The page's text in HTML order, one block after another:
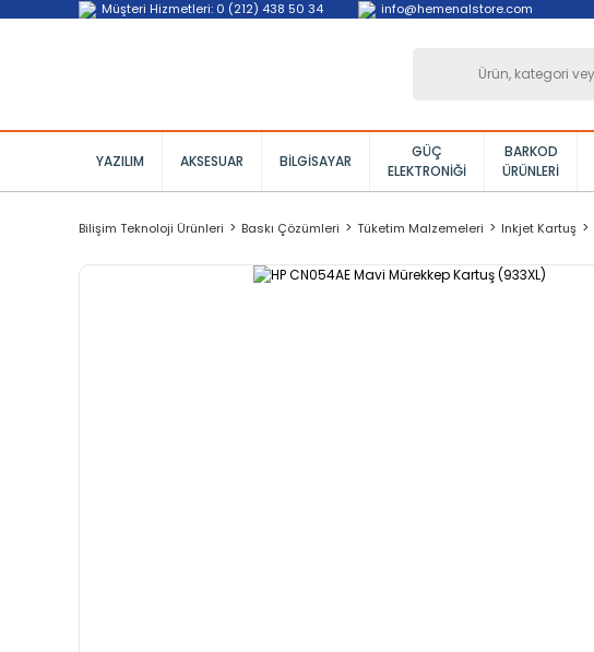
Müşteri Hizmetleri: 0 (212) 438 50 34 info@hemenalstore.com
YAZILIM AKSESUAR BILGISAYAR
GÜÇ
ELEKTRONIĞI
BARKOD
ÜRÜNLERI
Bilişim Teknoloji Ürünleri Baskı Çözümleri Tüketim Malzemeleri Inkjet Kartuş